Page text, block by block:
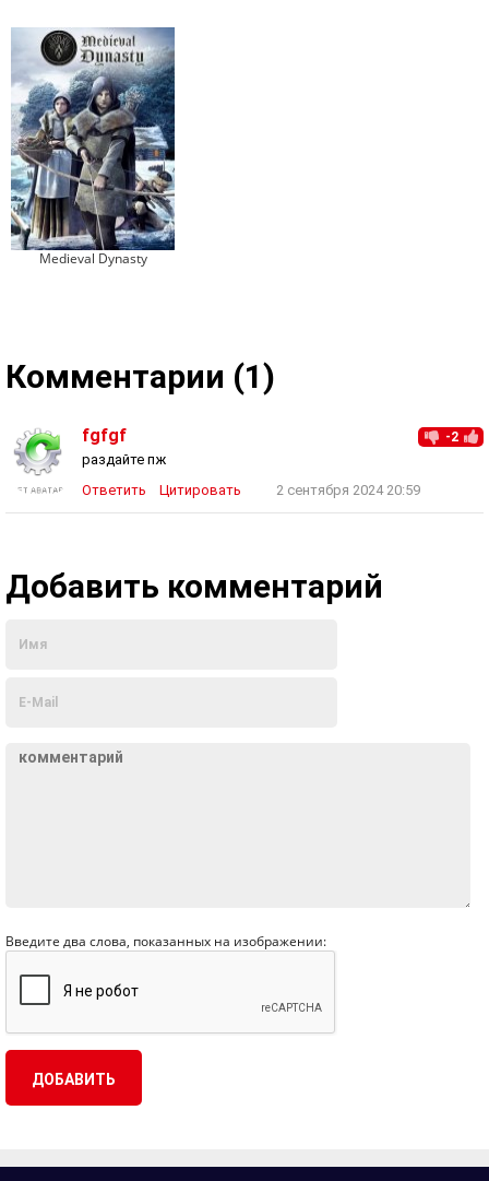
Medieval Dynasty
Комментарии (1)
-2
fgfgf
раздайте пж
Ответить
Цитировать 2 сентября 2024 20:59
Добавить комментарий
Введите два слова, показанных на изображении: